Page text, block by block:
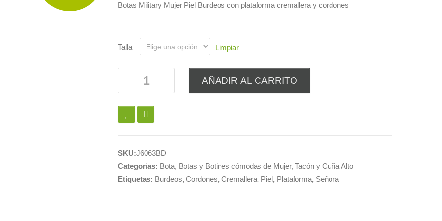
Botas Military Mujer Piel Burdeos con plataforma cremallera y cordones
Talla Limpiar
AÑADIR AL CARRITO
SKU:J6063BD
Categorías: Bota, Botas y Botines cómodas de Mujer, Tacón y Cuña Alto
Etiquetas: Burdeos, Cordones, Cremallera, Piel, Plataforma, Señora